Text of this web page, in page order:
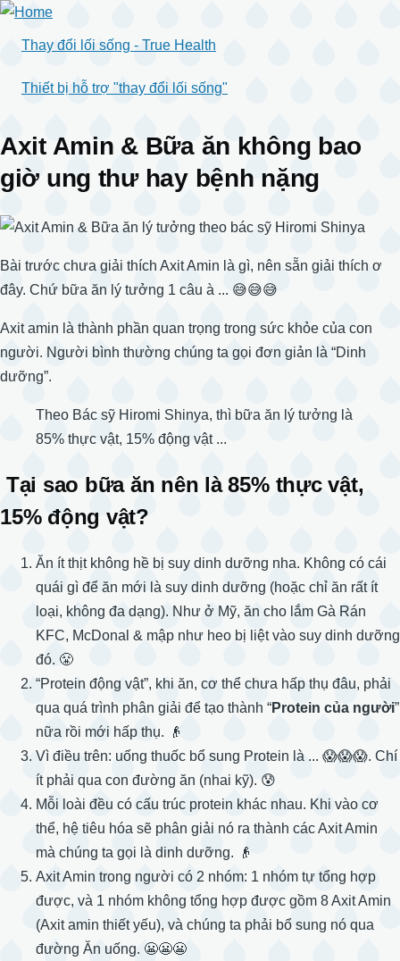
Skip
content
Thay đổi lối sống - True Health
Thiết bị hỗ trợ "thay đổi lối sống"
Axit Amin & Bữa ăn không bao
giờ ung thư hay bệnh nặng
Bài trước chưa giải thích Axit Amin là gì, nên sẵn giải thích ơ
đây. Chứ bữa ăn lý tưởng 1 câu à ... 😅😅😅
Axit amin là thành phần quan trọng trong sức khỏe của con
người. Người bình thường chúng ta gọi đơn giản là “Dinh
dưỡng”.
Theo Bác sỹ Hiromi Shinya, thì bữa ăn lý tưởng là
85% thực vật, 15% động vật ...
Tại sao bữa ăn nên là 85% thực vật,
15% động vật?
Ăn ít thịt không hề bị suy dinh dưỡng nha. Không có cái
quái gì để ăn mới là suy dinh dưỡng (hoặc chỉ ăn rất ít
loại, không đa dạng). Như ở Mỹ, ăn cho lắm Gà Rán
KFC, McDonal & mập như heo bị liệt vào suy dinh dưỡng
đó. 😤
“Protein động vật”, khi ăn, cơ thể chưa hấp thụ đâu, phải
qua quá trình phân giải để tạo thành “Protein của người”
nữa rồi mới hấp thụ. 👴
Vì điều trên: uống thuốc bổ sung Protein là ... 😱😱😱. Chí
ít phải qua con đường ăn (nhai kỹ). 😰
Mỗi loài đều có cấu trúc protein khác nhau. Khi vào cơ
thể, hệ tiêu hóa sẽ phân giải nó ra thành các Axit Amin
mà chúng ta gọi là dinh dưỡng. 👴
Axit Amin trong người có 2 nhóm: 1 nhóm tự tổng hợp
được, và 1 nhóm không tổng hợp được gồm 8 Axit Amin
(Axit amin thiết yếu), và chúng ta phải bổ sung nó qua
đường Ăn uống. 😬😬😬